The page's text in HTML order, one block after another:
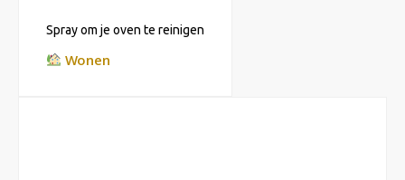
Spray om je oven te reinigen
Wonen